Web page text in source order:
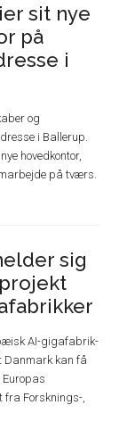
sit nye
på
i
og
i Ballerup.
hovedkontor,
på tværs.
sig
AI-gigafabrik-
Danmark kan få
Forsknings-,